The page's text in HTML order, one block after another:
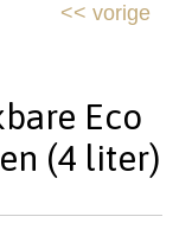
<< vorige
Eco
(4 liter)